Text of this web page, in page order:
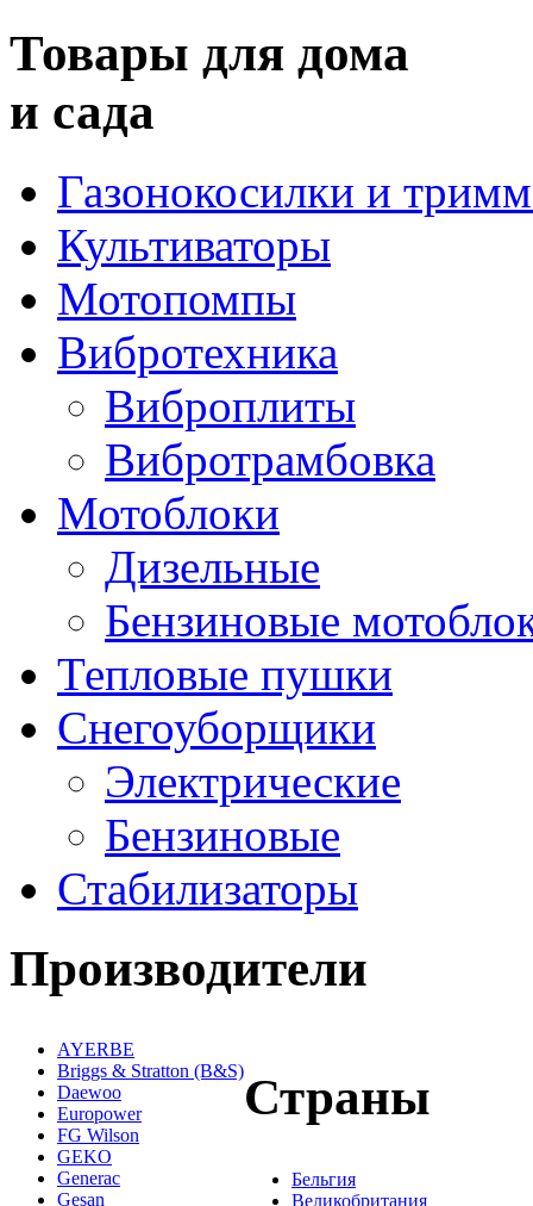
Товары для дома
и сада
Газонокосилки и
Культиваторы
Мотопомпы
Вибротехника
Виброплиты
Вибротрамбовка
Мотоблоки
Дизельные
Бензиновые
Тепловые пушки
Снегоуборщики
Электрические
Бензиновые
Стабилизаторы
Производители
AYERBE
Briggs & Stratton (B&S)
Daewoo
Europower
FG Wilson
GEKO
Generac
Gesan
Страны
Бельгия
Великобритания